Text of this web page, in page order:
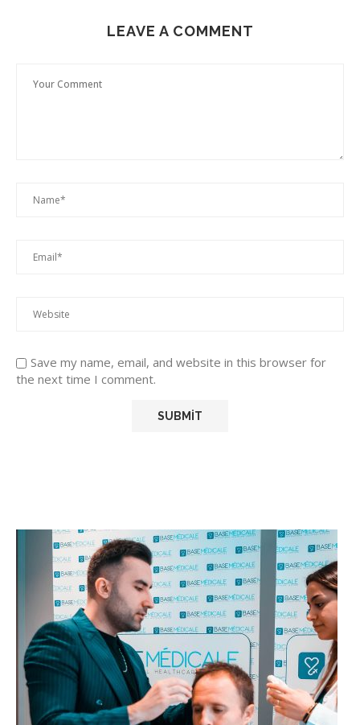
LEAVE A COMMENT
Save my name, email, and website in this browser for
the next time I comment.